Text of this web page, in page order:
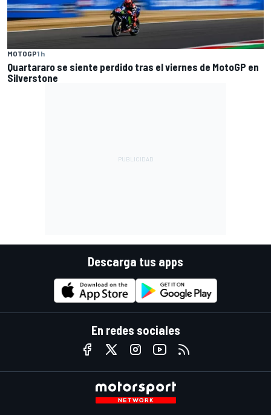
MOTOGP1 h
Quartararo se siente perdido tras el viernes de MotoGP en
Silverstone
Descarga tus apps
En redes sociales